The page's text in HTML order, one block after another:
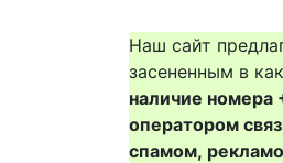
Наш сайт
засененным в
наличие номера
оператором
спамом,